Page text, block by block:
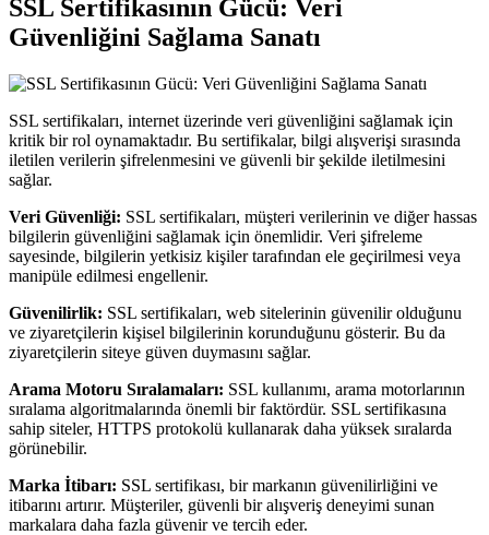
SSL Sertifikasının Gücü: Veri
Güvenliğini Sağlama Sanatı
SSL sertifikaları, internet üzerinde veri güvenliğini sağlamak için
kritik bir rol oynamaktadır. Bu sertifikalar, bilgi alışverişi sırasında
iletilen verilerin şifrelenmesini ve güvenli bir şekilde iletilmesini
sağlar.
Veri Güvenliği: SSL sertifikaları, müşteri verilerinin ve diğer hassas
bilgilerin güvenliğini sağlamak için önemlidir. Veri şifreleme
sayesinde, bilgilerin yetkisiz kişiler tarafından ele geçirilmesi veya
manipüle edilmesi engellenir.
Güvenilirlik: SSL sertifikaları, web sitelerinin güvenilir olduğunu
ve ziyaretçilerin kişisel bilgilerinin korunduğunu gösterir. Bu da
ziyaretçilerin siteye güven duymasını sağlar.
Arama Motoru Sıralamaları: SSL kullanımı, arama motorlarının
sıralama algoritmalarında önemli bir faktördür. SSL sertifikasına
sahip siteler, HTTPS protokolü kullanarak daha yüksek sıralarda
görünebilir.
Marka İtibarı: SSL sertifikası, bir markanın güvenilirliğini ve
itibarını artırır. Müşteriler, güvenli bir alışveriş deneyimi sunan
markalara daha fazla güvenir ve tercih eder.